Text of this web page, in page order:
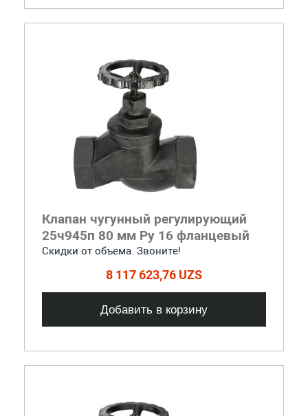
Клапан чугунный регулирующий
25ч945п 80 мм Ру 16 фланцевый
Скидки от объема. Звоните!
8 117 623,76 UZS
Добавить в корзину